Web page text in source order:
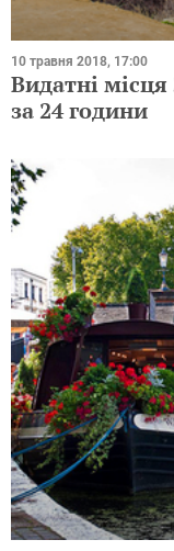
10 травня 2018, 17:00
Видатні
за 24 години